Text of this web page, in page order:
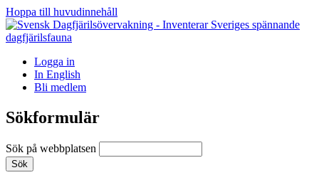
Hoppa till huvudinnehåll
Logga in
In English
Bli medlem
Sökformulär
Sök på webbplatsen